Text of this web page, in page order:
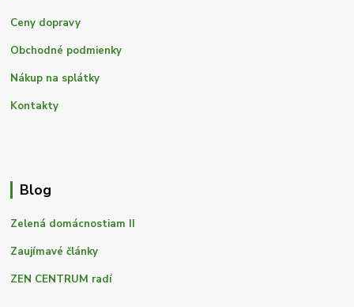
Ceny dopravy
Obchodné podmienky
Nákup na splátky
Kontakty
Blog
Zelená domácnostiam II
Zaujímavé články
ZEN CENTRUM radí